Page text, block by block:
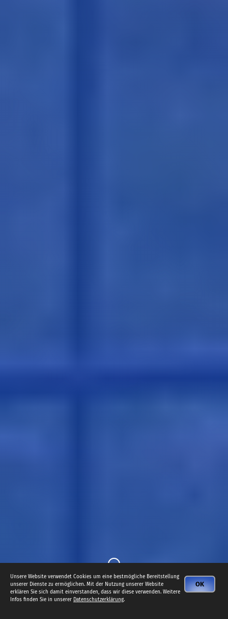
OK
Unsere Website verwendet Cookies um eine bestmögliche Bereitstellung
unserer Dienste zu ermöglichen. Mit der Nutzung unserer Website
erklären Sie sich damit einverstanden, dass wir diese verwenden. Weitere
Infos finden Sie in unserer Datenschutzerklärung.